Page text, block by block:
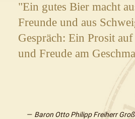
"Ein gutes Bier macht
Freunde und aus
Gespräch: Ein Prosit
und Freude am
Baron Otto Philipp Freiherr